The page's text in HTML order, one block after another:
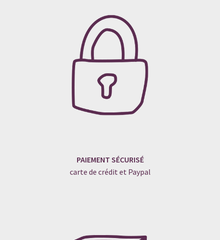
PAIEMENT SÉCURISÉ
carte de crédit et Paypal